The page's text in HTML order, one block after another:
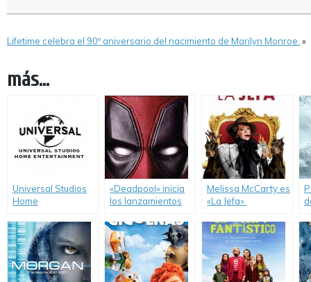
Lifetime celebra el 90º aniversario del nacimiento de Marilyn Monroe. »
más...
Universal Studios
Home
vuelve a tener
distribución en
Argentina.
«Deadpool» inicia
los lanzamientos
Worldwide.
Melissa McCarty es
«La Jefa».